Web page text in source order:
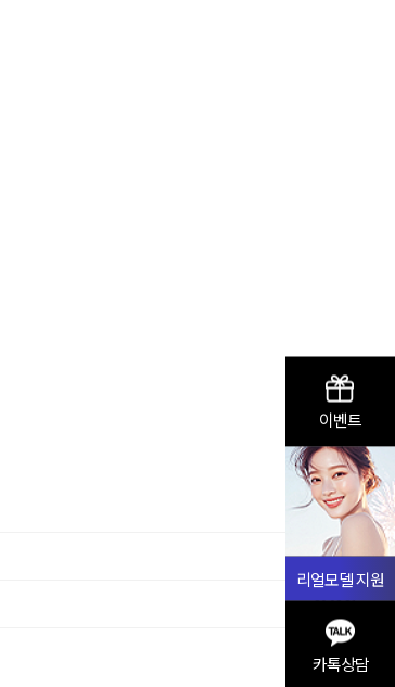
20.08.31
20.08.31
이벤트
리얼모델 지원
카톡상담